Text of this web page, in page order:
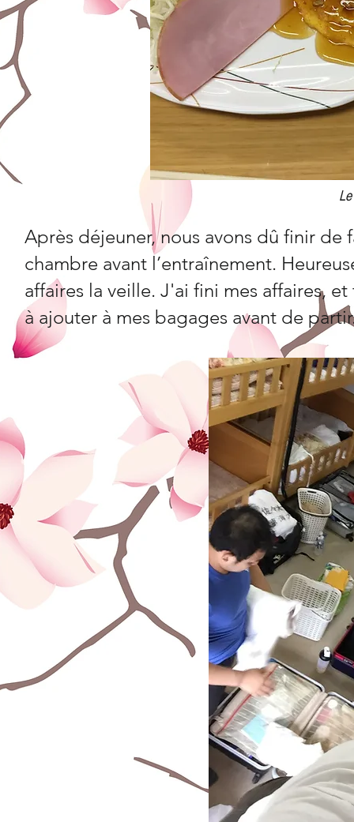
Après déjeuner, nous avons dû finir
chambre avant l’entraînement.
affaires la veille. J'ai fini mes affaires,
à ajouter à mes bagages avant de